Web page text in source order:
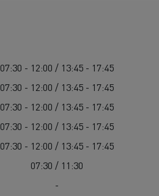
07:30 - 12:00 / 13:45 - 17:45
07:30 - 12:00 / 13:45 - 17:45
07:30 - 12:00 / 13:45 - 17:45
07:30 - 12:00 / 13:45 - 17:45
07:30 - 12:00 / 13:45 - 17:45
07:30 / 11:30
-